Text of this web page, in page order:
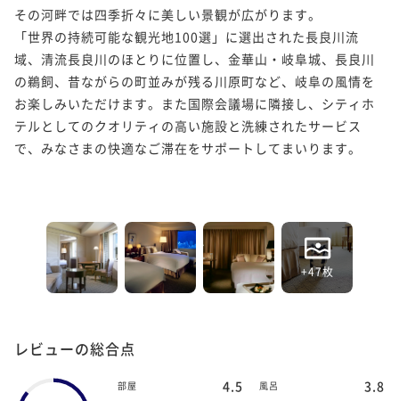
その河畔では四季折々に美しい景観が広がります。
「世界の持続可能な観光地100選」に選出された長良川流
域、清流長良川のほとりに位置し、金華山・岐阜城、長良川
の鵜飼、昔ながらの町並みが残る川原町など、岐阜の風情を
お楽しみいただけます。また国際会議場に隣接し、シティホ
テルとしてのクオリティの高い施設と洗練されたサービス
で、みなさまの快適なご滞在をサポートしてまいります。
+47枚
レビューの総合点
部屋 4.5 風呂 3.8